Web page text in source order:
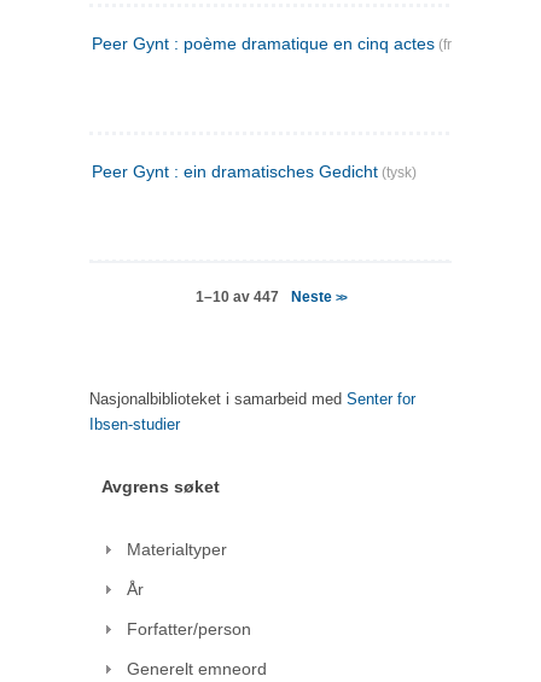
Peer Gynt : poème dramatique en cinq actes (fransk)
Peer Gynt : ein dramatisches Gedicht (tysk)
1–10 av 447 Neste >>
Nasjonalbiblioteket i samarbeid med Senter for
Ibsen-studier
Avgrens søket
Materialtyper
År
Forfatter/person
Generelt emneord